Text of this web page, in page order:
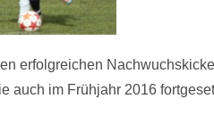
erfolgreichen
auch im Frühjahr 2016